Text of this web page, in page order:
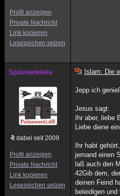
Profil anzeigen
Private Nachricht
Link kopieren
Lesezeichen setzen
Spöckenkieke
dabei seit 2009
Profil anzeigen
Private Nachricht
Link kopieren
Lesezeichen setzen
Islam: Die
Jepp ich
Jesus sagt:
Ihr aber,
Liebe diene
Ihr habt
jemand einen
laß auch den
42Gib dem,
deinen Feind
beleidigen